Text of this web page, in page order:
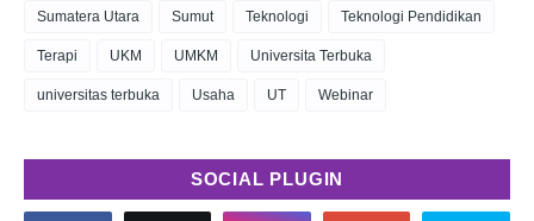
Sumatera Utara Sumut Teknologi Teknologi Pendidikan
Terapi UKM UMKM Universita Terbuka
universitas terbuka Usaha UT Webinar
SOCIAL PLUGIN